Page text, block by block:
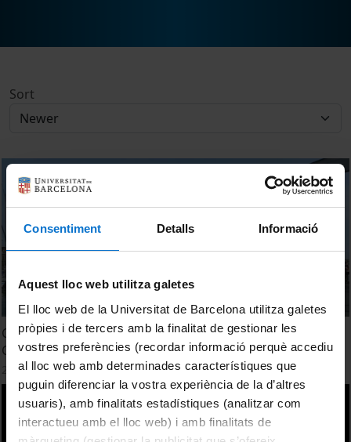
Consentiment Detalls Informació
Aquest lloc web utilitza galetes
El lloc web de la Universitat de Barcelona utilitza galetes
pròpies i de tercers amb la finalitat de gestionar les
vostres preferències (recordar informació perquè accediu
al lloc web amb determinades característiques que
puguin diferenciar la vostra experiència de la d’altres
usuaris), amb finalitats estadístiques (analitzar com
interactueu amb el lloc web) i amb finalitats de
Sort
Congreso Hispano Latinoamericano de Transtornos de la
Conducta Alimentaria
27 October, 2016